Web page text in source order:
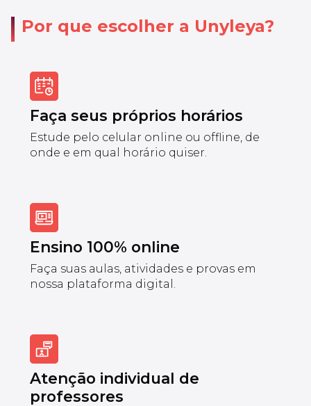
Por que escolher a Unyleya?
Faça seus próprios horários
Estude pelo celular online ou offline, de
onde e em qual horário quiser.
Ensino 100% online
Faça suas aulas, atividades e provas em
nossa plataforma digital.
Atenção individual de
professores